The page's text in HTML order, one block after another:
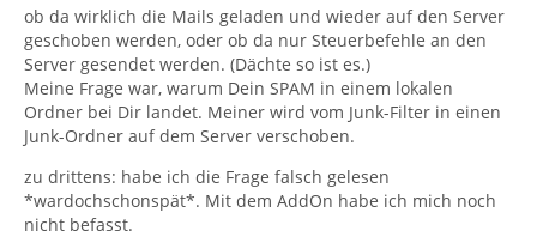
ob da wirklich die Mails geladen und wieder auf den Server
geschoben werden, oder ob da nur Steuerbefehle an den
Server gesendet werden. (Dächte so ist es.)
Meine Frage war, warum Dein SPAM in einem lokalen
Ordner bei Dir landet. Meiner wird vom Junk-Filter in einen
Junk-Ordner auf dem Server verschoben.
zu drittens: habe ich die Frage falsch gelesen
*wardochschonspät*. Mit dem AddOn habe ich mich noch
nicht befasst.